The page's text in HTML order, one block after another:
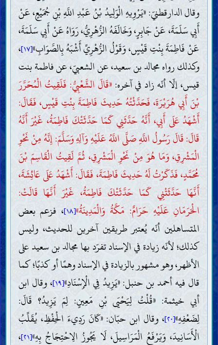
وقال الدارقطنيّ: «يَرْوِيهِ الْوَلِيدُ بْنُ عَبْدِ اللَّهِ بْنِ جُمَيْعٍ، عَنْ
أَبِي سَلَمَةَ، عَنْ جَابِرٍ، وَخَالَفَهُ الزُّهْرِيُّ، رَوَاهُ عَنْ أَبِي سَلَمَةَ،
عَنْ فَاطِمَةَ بِنْتِ قَيْسٍ، وَقَوْلُ الزُّهْرِيِّ أَشْبَهُ بِالصَّوَابِ»[١٧]
،
وكذلك رواه مجالد بن سعيد، عن الشعبيّ، عن فاطمة بنت
قيس، إلّا أنّه زاد في آخره:«قَالَ الشَّعْبِيُّ: فَلَقِيتُ الْمُحَرَّرَ
بْنَ أَبِي هُرَيْرَةَ، فَحَدَّثْتُهُ حَدِيثَ فَاطِمَةَ بِنْتِ قَيْسٍ، فَقَالَ:
أَشْهَدُ عَلَى أَبِي، أَنَّهُ حَدَّثَنِي كَمَا حَدَّثَتْكَ فَاطِمَةُ، غَيْرَ أَنَّهُ
قَالَ: قَالَ رَسُولُ اللَّهِ صَلَّى اللَّهُ عَلَيْهِ وَآلِهِ وَسَلَّمَ: إِنَّهُ مِنْ نَحْوِ
الْمَشْرِقِ، وَمَا هُوَ مِنْ نَحْوِ الْمَشْرِقِ، ثُمَّ لَقِيتُ الْقَاسِمَ بْنَ
مُحَمَّدٍ، فَذَكَرْتُ لَهُ حَدِيثَ فَاطِمَةَ، فَقَالَ: أَشْهَدُ عَلَى عَائِشَةَ،
أَنَّهَا حَدَّثَتْنِي كَمَا حَدَّثَتْكَ فَاطِمَةُ، غَيْرَ أَنَّهَا قَالَتْ:
الْحَرَمَانِ عَلَيْهِ حَرَامٌ: مَكَّةُ وَالْمَدِينَةُ»[١٨]
، فزعم بعض
المتساهلين أنّه يُعتبر طريقين آخرين للحديث، وليس
كذلك؛ لأنّه زيادة في الإسناد تفرّد بها مجالد بن سعيد على
الأظهر، وهو مشهور بالزيادة في الإسناد وهمًا أو كذبًا؛ كما
قال فيه أحمد بن حنبل: «يَزِيدُ فِي الْإِسْنَادِ»[١٩]
، وقال ابن
أبي خيثمة: «قُلْتُ لِيَحْيَى بْنِ مَعِينٍ: لِمَ يَزِيدُ؟ قَالَ:
لِضَعْفِهِ»[٢٠] ، وقال ابن حبّان: «كَانَ رَدِيءَ الْحِفْظِ، يُقَلِّبُ
الْأَسَانِيدَ، وَيَرْفَعُ الْمَرَاسِيلَ، لَا يَجُوزُ الِاحْتِجَاجُ بِهِ»[٢١] ،